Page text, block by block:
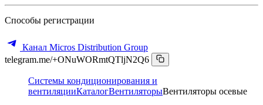
Способы регистрации
Канал Micros Distribution Group
telegram.me/+ONuWORmtQTljN2Q6
Системы кондиционирования и
вентиляцииКаталогВентиляторыВентиляторы осевые